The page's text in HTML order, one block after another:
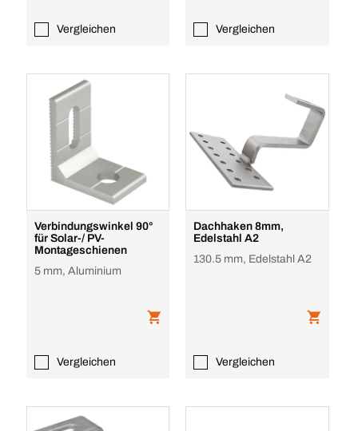
Vergleichen Vergleichen
Verbindungswinkel 90°
für Solar-/ PV-
Montageschienen
5 mm, Aluminium
Vergleichen
Dachhaken 8mm,
Edelstahl A2
130.5 mm, Edelstahl A2
Vergleichen